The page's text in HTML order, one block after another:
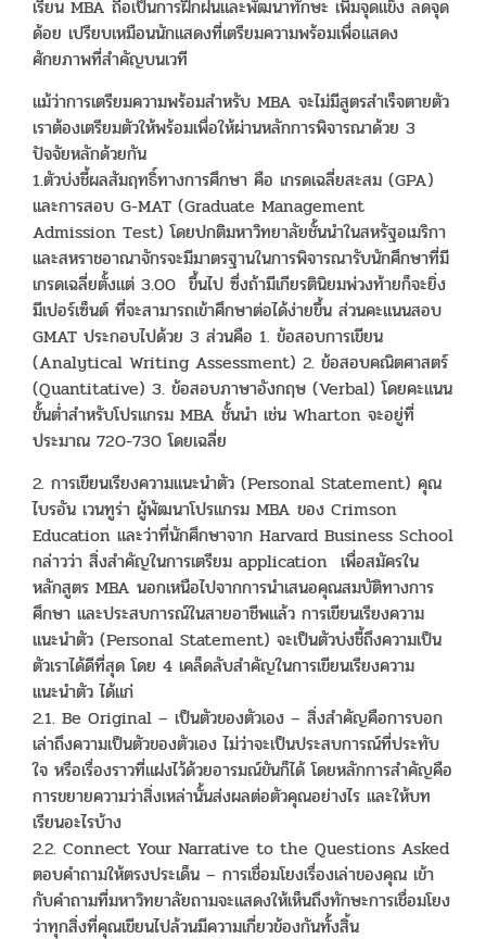
เรียน MBA ถือเป็นการฝึกฝนและพัฒนาทักษะ เพิ่มจุดแข็ง ลดจุด
ด้อย เปรียบเหมือนนักแสดงที่เตรียมความพร้อมเพื่อแสดง
ศักยภาพที่สำคัญบนเวที
แม้ว่าการเตรียมความพร้อมสำหรับ MBA จะไม่มีสูตรสำเร็จตายตัว
เราต้องเตรียมตัวให้พร้อมเพื่อให้ผ่านหลักการพิจารณาด้วย 3
ปัจจัยหลักด้วยกัน
1.ตัวบ่งชี้ผลสัมฤทธิ์ทางการศึกษา คือ เกรดเฉลี่ยสะสม (GPA)
และการสอบ G-MAT (Graduate Management
Admission Test) โดยปกติมหาวิทยาลัยชั้นนำในสหรัฐอเมริกา
และสหราชอาณาจักรจะมีมาตรฐานในการพิจารณารับนักศึกษาที่มี
เกรดเฉลี่ยตั้งแต่ 3.00 ขึ้นไป ซึ่งถ้ามีเกียรตินิยมพ่วงท้ายก็จะยิ่ง
มีเปอร์เซ็นต์ ที่จะสามารถเข้าศึกษาต่อได้ง่ายขึ้น ส่วนคะแนนสอบ
GMAT ประกอบไปด้วย 3 ส่วนคือ 1. ข้อสอบการเขียน
(Analytical Writing Assessment) 2. ข้อสอบคณิตศาสตร์
(Quantitative) 3. ข้อสอบภาษาอังกฤษ (Verbal) โดยคะแนน
ขั้นต่ำสำหรับโปรแกรม MBA ชั้นนำ เช่น Wharton จะอยู่ที่
ประมาณ 720-730 โดยเฉลี่ย
2. การเขียนเรียงความแนะนำตัว (Personal Statement) คุณ
ไบรอัน เวนทูร่า ผู้พัฒนาโปรแกรม MBA ของ Crimson
Education และว่าที่นักศึกษาจาก Harvard Business School
กล่าวว่า สิ่งสำคัญในการเตรียม application เพื่อสมัครใน
หลักสูตร MBA นอกเหนือไปจากการนำเสนอคุณสมบัติทางการ
ศึกษา และประสบการณ์ในสายอาชีพแล้ว การเขียนเรียงความ
แนะนำตัว (Personal Statement) จะเป็นตัวบ่งชี้ถึงความเป็น
ตัวเราได้ดีที่สุด โดย 4 เคล็ดลับสำคัญในการเขียนเรียงความ
แนะนำตัว ได้แก่
2.1. Be Original – เป็นตัวของตัวเอง – สิ่งสำคัญคือการบอก
เล่าถึงความเป็นตัวของตัวเอง ไม่ว่าจะเป็นประสบการณ์ที่ประทับ
ใจ หรือเรื่องราวที่แฝงไว้ด้วยอารมณ์ขันก็ได้ โดยหลักการสำคัญคือ
การขยายความว่าสิ่งเหล่านั้นส่งผลต่อตัวคุณอย่างไร และให้บท
เรียนอะไรบ้าง
2.2. Connect Your Narrative to the Questions Asked
ตอบคำถามให้ตรงประเด็น – การเชื่อมโยงเรื่องเล่าของคุณ เข้า
กับคำถามที่มหาวิทยาลัยถามจะแสดงให้เห็นถึงทักษะการเชื่อมโยง
ว่าทุกสิ่งที่คุณเขียนไปล้วนมีความเกี่ยวข้องกันทั้งสิ้น